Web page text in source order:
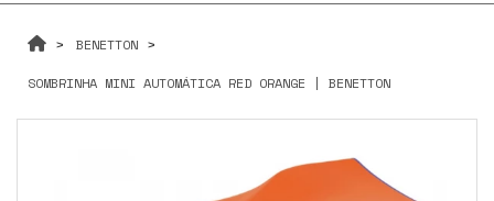
BENETTON
SOMBRINHA MINI AUTOMÁTICA RED ORANGE | BENETTON